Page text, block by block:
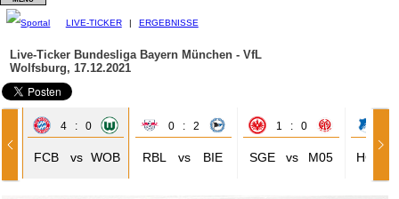
LIVE-TICKER | ERGEBNISSE
Live-Ticker Bundesliga Bayern München - VfL
Wolfsburg, 17.12.2021
4 : 0
FCB vs WOB
0 : 2
RBL vs BIE
1 : 0
SGE vs M05 HOF